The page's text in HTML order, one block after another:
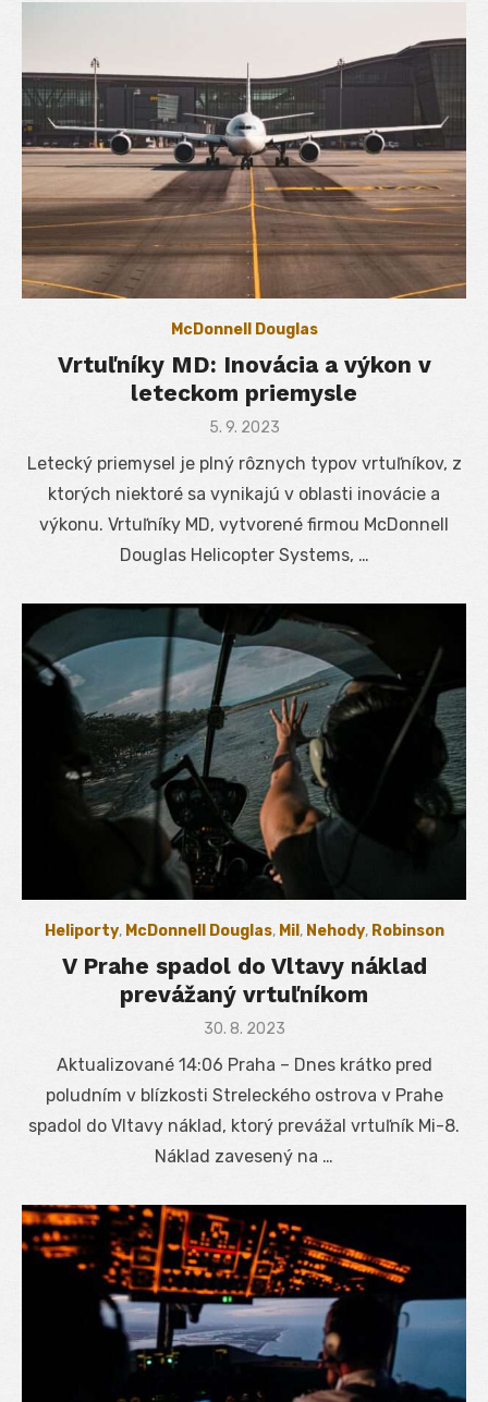
McDonnell Douglas
Vrtuľníky MD: Inovácia a výkon v
leteckom priemysle
Posted
5. 9. 2023
Letecký priemysel je plný rôznych typov vrtuľníkov, z
ktorých niektoré sa vynikajú v oblasti inovácie a
výkonu. Vrtuľníky MD, vytvorené firmou McDonnell
Douglas Helicopter Systems, …
Heliporty, McDonnell Douglas, Mil , Nehody, Robinson
V Prahe spadol do Vltavy náklad
prevážaný vrtuľníkom
Posted
30. 8. 2023
Aktualizované 14:06 Praha – Dnes krátko pred
poludním v blízkosti Streleckého ostrova v Prahe
spadol do Vltavy náklad, ktorý prevážal vrtuľník Mi-8.
Náklad zavesený na …